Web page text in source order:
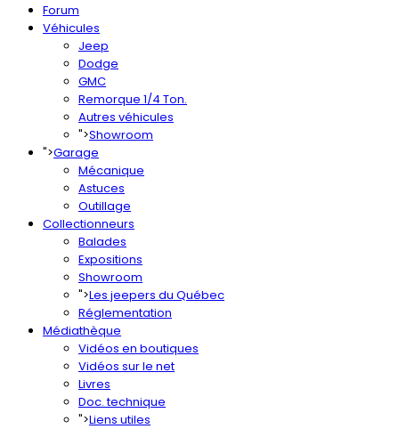
Forum
Véhicules
Jeep
Dodge
GMC
Remorque 1/4 Ton.
Autres véhicules
">Showroom
">Garage
Mécanique
Astuces
Outillage
Collectionneurs
Balades
Expositions
Showroom
">Les jeepers du Québec
Réglementation
Médiathèque
Vidéos en boutiques
Vidéos sur le net
Livres
Doc. technique
">Liens utiles